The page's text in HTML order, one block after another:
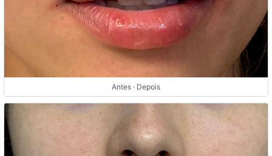
Antes · Depois